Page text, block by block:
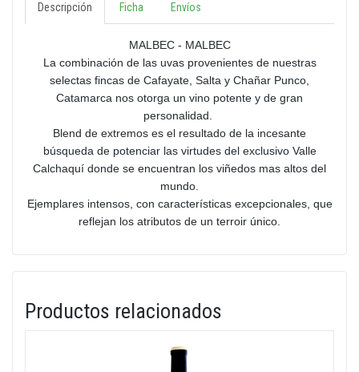
Descripción Ficha Envíos
MALBEC - MALBEC
La combinación de las uvas provenientes de nuestras
selectas fincas de Cafayate, Salta y Chañar Punco,
Catamarca nos otorga un vino potente y de gran
personalidad.
Blend de extremos es el resultado de la incesante
búsqueda de potenciar las virtudes del exclusivo Valle
Calchaquí donde se encuentran los viñedos mas altos del
mundo.
Ejemplares intensos, con características excepcionales, que
reflejan los atributos de un terroir único.
Productos relacionados